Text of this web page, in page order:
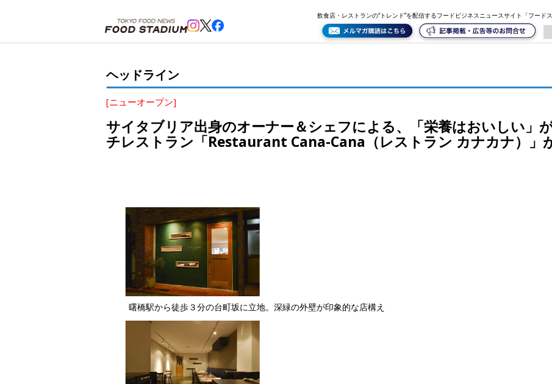
飲食店・レストランの“トレンド”を配信するフードビジネスニュースサイト「フードス
ヘッドライン
[ニューオープン]
サイタブリア出身のオーナー＆シェフによる、「栄養はおいしい」
チレストラン「Restaurant Cana-Cana（レストラン カナカナ）」
曙橋駅から徒歩３分の台町坂に立地。深緑の外壁が印象的な店構え